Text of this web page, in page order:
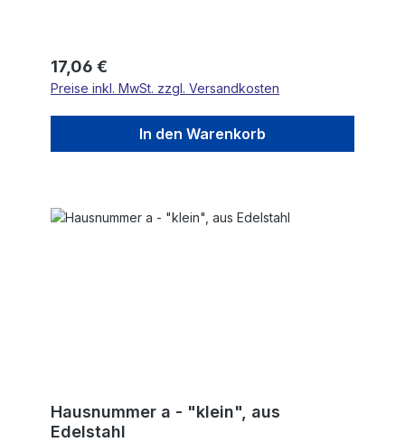
Regulärer Preis:
17,06 €
Preise inkl. MwSt. zzgl. Versandkosten
In den Warenkorb
Hausnummer a - "klein", aus
Edelstahl